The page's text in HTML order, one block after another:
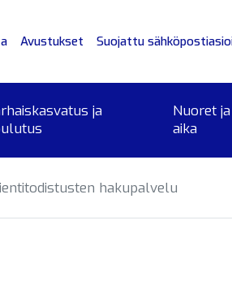
Avustukset Suojattu
ja
Nuoret
aika
hakupalvelu